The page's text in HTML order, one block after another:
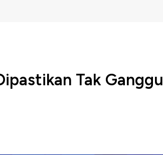
Tak Ganggu